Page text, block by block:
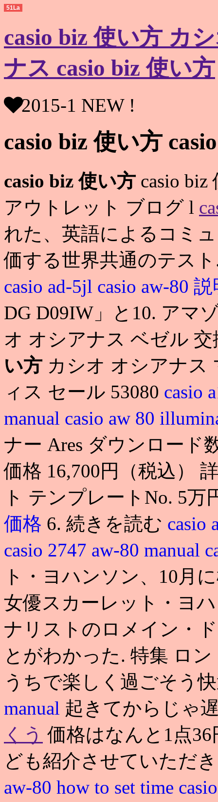
51La
casio biz 使い方 カ
ナス casio biz 使い方
2015-1 NEW !
casio biz 使い方
casio biz 使い方 casio biz
アウトレット ブログ l
れた、英語によるコミ
価する世界共通のテス
casio ad-5jl casio aw-80
DG D09IW」と10. アマ
オ オシアナス ベゼル
い方 カシオ オシアナス
ィス セール 53080 casio
manual casio aw 80
ナー Ares ダウンロード
価格 16,700円（税込）
ト テンプレートNo. 5
価格 6. 続きを読む casio
casio 2747 aw-80 manual
ト・ヨハンソン、10月
女優スカーレット・ヨ
ナリストのロメイン・
とがわかった. 特集 ロ
うちで楽しく過ごそう
manual 起きてからじゃ
くう 価格はなんと1点
ども紹介させていただ
aw-80 how to set time